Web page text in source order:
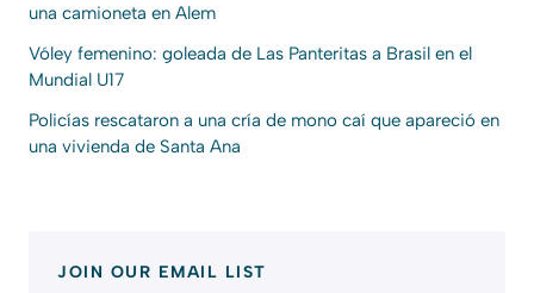
una camioneta en Alem
Vóley femenino: goleada de Las Panteritas a Brasil en el
Mundial U17
Policías rescataron a una cría de mono caí que apareció en
una vivienda de Santa Ana
JOIN OUR EMAIL LIST